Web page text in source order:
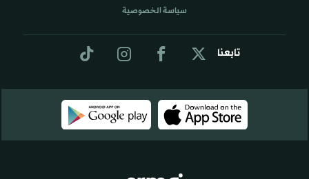
تابعنا
سياسة الخصوصية